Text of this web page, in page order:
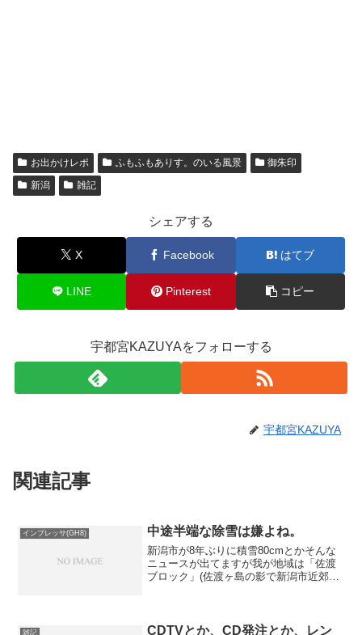
お出かけレポ ふもふもありす。のいる風景
御朱印
新潟
雑記
シェアする
X Facebook はてブ
LINE Pinterest コピー
宇都宮KAZUYAをフォローする
宇都宮KAZUYA
関連記事
インプレッサ(GH8) 中途半端な除雪は嫌よね。
新潟市が8年ぶりに積雪80cmとかそんな
ニュースが出てますが我が地域は「佐渡
ブロック」(佐渡ヶ島の影で新潟市近郊で
ケも桁が違います...
雑記
CDTVとか、CD発注とか、レン